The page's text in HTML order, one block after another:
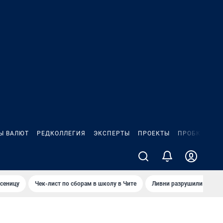
ВАЛЮТ РЕДКОЛЛЕГИЯ ЭКСПЕРТЫ ПРОЕКТЫ ПРОБКИ
Чек-лист по сборам в школу в Чите Ливни разрушили